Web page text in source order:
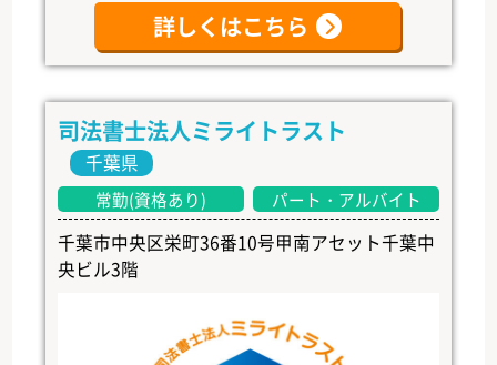
詳しくはこちら
司法書士法人ミライトラスト
千葉県
常勤(資格あり) パート・アルバイト
千葉市中央区栄町36番10号甲南アセット千葉中
央ビル3階